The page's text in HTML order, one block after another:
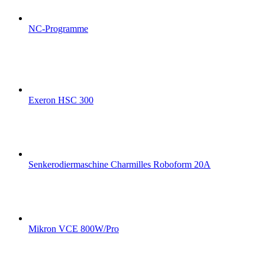
NC-Programme
Exeron HSC 300
Senkerodiermaschine Charmilles Roboform 20A
Mikron VCE 800W/Pro